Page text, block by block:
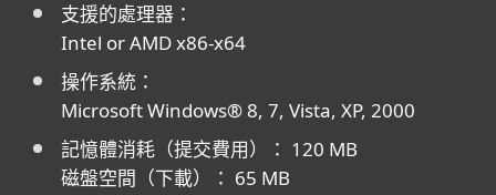
支援的處理器：
Intel or AMD x86-x64
操作系統：
Microsoft Windows® 8, 7, Vista, XP, 2000
記憶體消耗（提交費用）： 120 MB
磁盤空間（下載）： 65 MB